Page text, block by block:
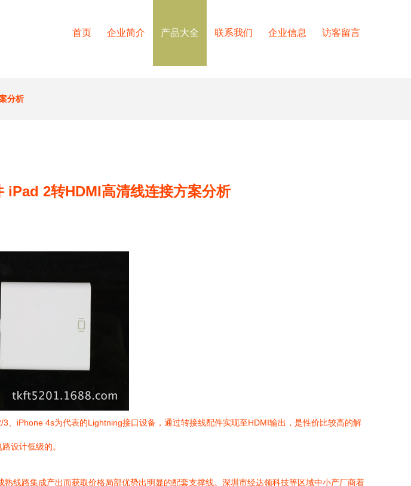
首页 企业简介 产品大全 联系我们 企业信息 访客留言
分析
2转HDMI高清线连接方案分析
iPhone 4s为代表的Lightning接口设备，通过转接线配件实现至HDMI输出，是性价比较高的解
设计低级的。
线路集成产出而获取价格局部优势出明显的配套支撑线。深圳市经达领科技等区域中小产厂商着